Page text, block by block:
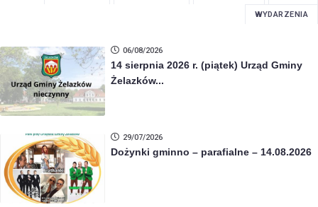
WYDARZENIA
06/08/2026
14 sierpnia 2026 r. (piątek) Urząd Gminy
Żelazków...
29/07/2026
Dożynki gminno – parafialne – 14.08.2026